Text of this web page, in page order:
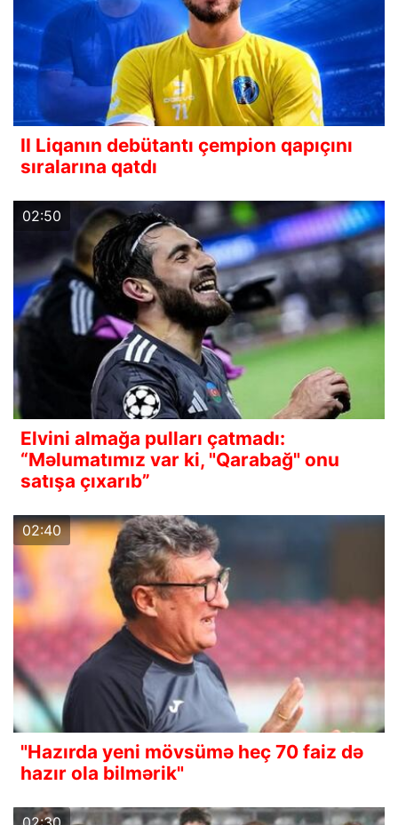
II Liqanın debütantı çempion qapıçını
sıralarına qatdı
02:50
Elvini almağa pulları çatmadı:
“Məlumatımız var ki, "Qarabağ" onu
satışa çıxarıb”
02:40
"Hazırda yeni mövsümə heç 70 faiz də
hazır ola bilmərik"